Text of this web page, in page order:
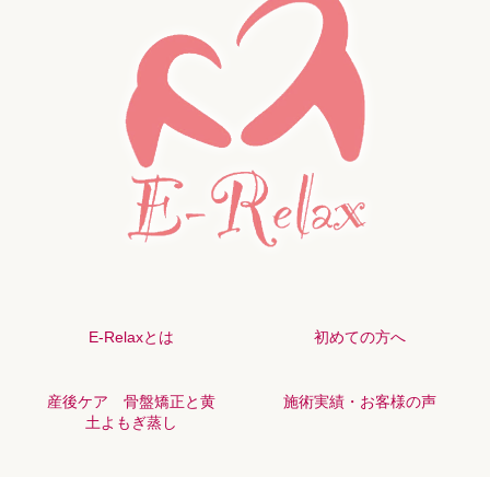
E-Relaxとは 初めての方へ
産後ケア 骨盤矯正と黄
土よもぎ蒸し
施術実績・お客様の声